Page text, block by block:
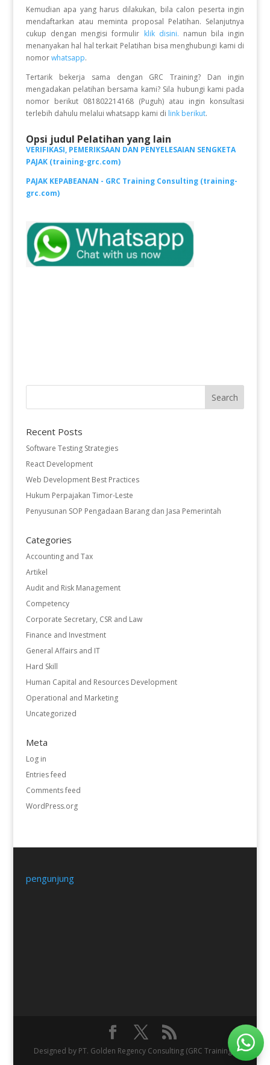
Kemudian apa yang harus dilakukan, bila calon peserta ingin
mendaftarkan atau meminta proposal Pelatihan. Selanjutnya
cukup dengan mengisi formulir klik disini. namun bila ingin
menanyakan hal hal terkait Pelatihan bisa menghubungi kami di
nomor whatsapp.
Tertarik bekerja sama dengan GRC Training? Dan ingin
mengadakan pelatihan bersama kami? Sila hubungi kami pada
nomor berikut 081802214168 (Puguh) atau ingin konsultasi
terlebih dahulu melalui whatsapp kami di link berikut.
Opsi judul Pelatihan yang lain
VERIFIKASI, PEMERIKSAAN DAN PENYELESAIAN SENGKETA
PAJAK (training-grc.com)
PAJAK KEPABEANAN - GRC Training Consulting (training-
grc.com)
Recent Posts
Software Testing Strategies
React Development
Web Development Best Practices
Hukum Perpajakan Timor-Leste
Penyusunan SOP Pengadaan Barang dan Jasa Pemerintah
Categories
Accounting and Tax
Artikel
Audit and Risk Management
Competency
Corporate Secretary, CSR and Law
Finance and Investment
General Affairs and IT
Hard Skill
Human Capital and Resources Development
Operational and Marketing
Uncategorized
Meta
Log in
Entries feed
Comments feed
WordPress.org
pengunjung
Designed by PT. Golden Regency Consulting (GRC Training).